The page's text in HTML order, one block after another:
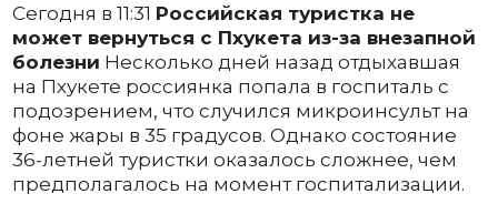
Сегодня в 11:31 Российская туристка не
может вернуться с Пхукета из-за внезапной
болезни Несколько дней назад отдыхавшая
на Пхукете россиянка попала в госпиталь с
подозрением, что случился микроинсульт на
фоне жары в 35 градусов. Однако состояние
36-летней туристки оказалось сложнее, чем
предполагалось на момент госпитализации.